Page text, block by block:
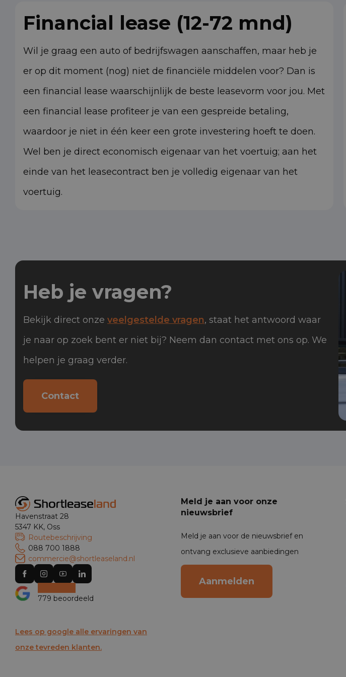
Financial lease (12-72 mnd)
Wil je graag een auto of bedrijfswagen aanschaffen, maar heb je
er op dit moment (nog) niet de financiële middelen voor? Dan is
een financial lease waarschijnlijk de beste leasevorm voor jou. Met
een financial lease profiteer je van een gespreide betaling,
waardoor je niet in één keer een grote investering hoeft te doen.
Wel ben je direct economisch eigenaar van het voertuig; aan het
einde van het leasecontract ben je volledig eigenaar van het
voertuig.
Heb je vragen?
Bekijk direct onze veelgestelde vragen, staat het antwoord waar
je naar op zoek bent er niet bij? Neem dan contact met ons op. We
helpen je graag verder.
Contact
Havenstraat 28
5347 KK, Oss
Routebeschrijving
088 700 1888
commercie@shortleaseland.nl
779 beoordeeld
Lees op google alle ervaringen van
onze tevreden klanten.
Meld je aan voor onze
nieuwsbrief
Meld je aan voor de nieuwsbrief en
ontvang exclusieve aanbiedingen
Aanmelden